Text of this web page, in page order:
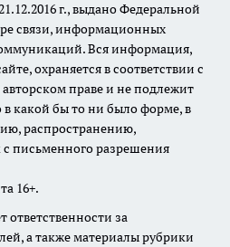
г., выдано Федеральной
связи, информационных
Вся информация,
охраняется в соответствии с
праве и не подлежит
какой бы то ни было форме, в
распространению,
с письменного разрешения
16+.
ответственности за
а также материалы рубрики